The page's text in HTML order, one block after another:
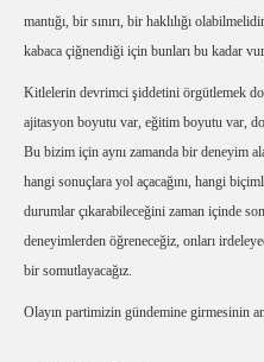
mantığı, bir sınırı, bir haklılığı
kabaca çiğnendiği için bunları bu kadar
Kitlelerin devrimci şiddetini örgütlemek
ajitasyon boyutu var, eğitim boyutu var,
Bu bizim için aynı zamanda bir deneyim
hangi sonuçlara yol açacağını, hangi
durumlar çıkarabileceğini zaman içinde
deneyimlerden öğreneceğiz, onları
bir somutlayacağız.
Olayın partimizin gündemine girmesinin